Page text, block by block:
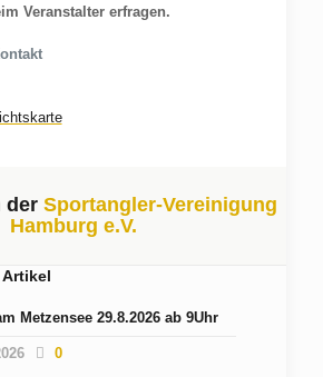
Veranstalter erfragen.
der Sportangler-Vereinigung
Hamburg e.V.
Metzensee 29.8.2026 ab 9Uhr
0